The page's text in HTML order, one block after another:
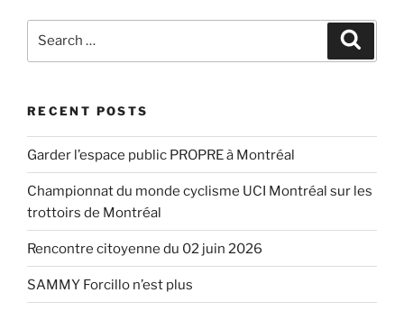
RECENT POSTS
Garder l’espace public PROPRE à Montréal
Championnat du monde cyclisme UCI Montréal sur les
trottoirs de Montréal
Rencontre citoyenne du 02 juin 2026
SAMMY Forcillo n’est plus